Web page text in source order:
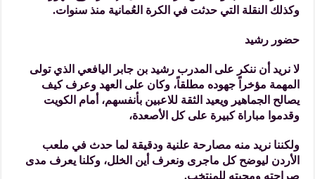
وكذلك النقلة التي حدثت في الكرة العُمانية منذ سنوات.
حضور رشيد
لا نريد أن ننكر على المدرب رشيد بن جابر اليافعي الذي تولى
المهمة مؤخراً جهوده مطلقاً، وكان على العهد وعرف كيف
يصالح الجماهير ويعيد الثقة للاعبين بأنفسهم، أمام الكويت
وقدموا مباراة كبيرة على كل الأصعدة،
ولكننا نريد منه مصارحة علنية ودقيقة لما حدث في ملعب
الأردن ليوضح كل ماجرى ونعرف أين الخلل، وكلنا يعرف مدى
صراحته ومحبته للمنتخب.